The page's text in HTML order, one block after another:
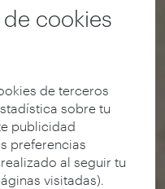
cookies
de terceros
sobre tu
publicidad
preferencias
al seguir tu
visitadas).